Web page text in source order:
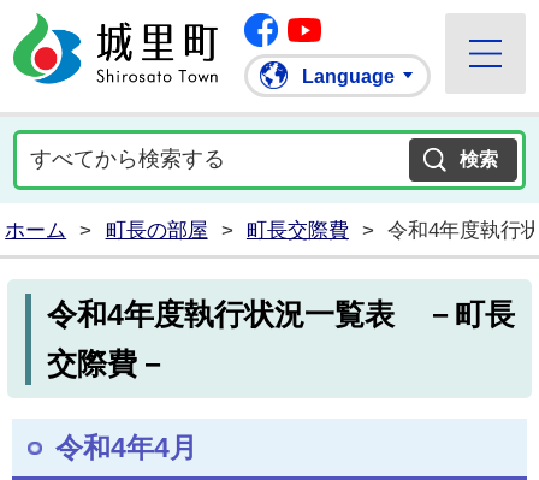
城里町ホームページ
Facebook
Language
ホーム > 町長の部屋 > 町長交際費 > 令和4年度執行
令和4年度執行状況一覧表 －町長
交際費－
令和4年4月